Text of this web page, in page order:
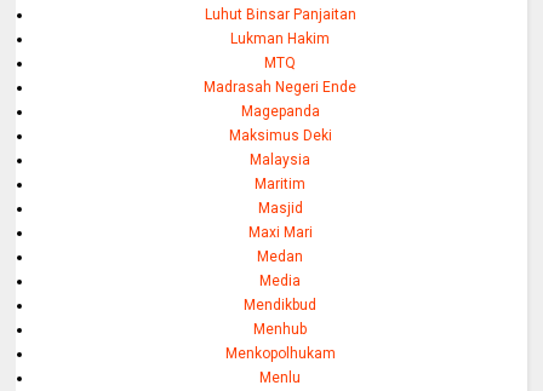
Luhut Binsar Panjaitan
Lukman Hakim
MTQ
Madrasah Negeri Ende
Magepanda
Maksimus Deki
Malaysia
Maritim
Masjid
Maxi Mari
Medan
Media
Mendikbud
Menhub
Menkopolhukam
Menlu